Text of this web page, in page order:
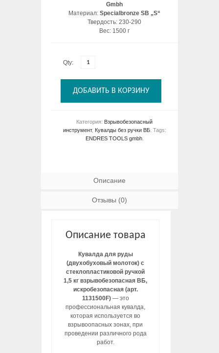
Gmbh
Материал: Specialbronze SB „S“
Твердость: 230-290
Вес: 1500 г
Qty:
ДОБАВИТЬ В КОРЗИНУ
Категория: Взрывобезопасный
инструмент, Кувалды без ручки ВБ. Tags:
ENDRES TOOLS gmbh.
Описание
Отзывы (0)
Описание товара
Кувалда для руды
(двухобуховый молоток) с
стеклопластиковой ручкой
1,5 кг взрывобезопасная ВБ,
искробезопасная (арт.
1131500F)— это
профессиональная кувалда,
которая используется во
взрывоопасных зонах, при
проведении различного рода
работ.